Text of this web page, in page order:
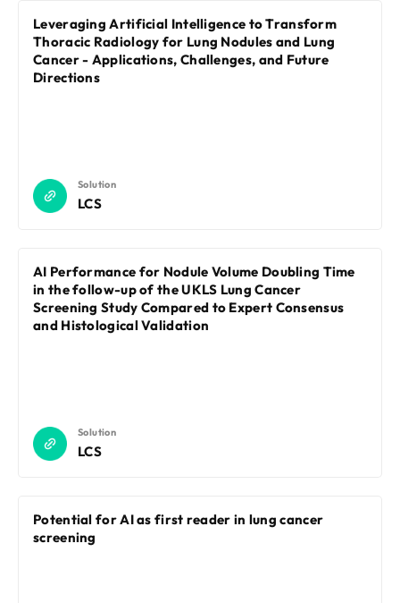
Leveraging Artificial Intelligence to Transform
Thoracic Radiology for Lung Nodules and Lung
Cancer - Applications, Challenges, and Future
Directions
Solution
LCS
AI Performance for Nodule Volume Doubling Time
in the follow-up of the UKLS Lung Cancer
Screening Study Compared to Expert Consensus
and Histological Validation
Solution
LCS
Potential for AI as first reader in lung cancer
screening